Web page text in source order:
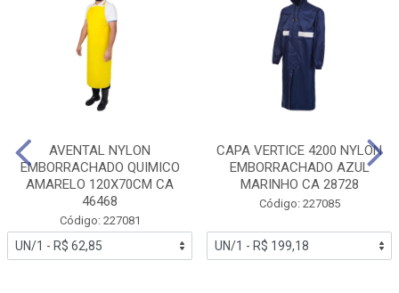
AVENTAL NYLON
EMBORRACHADO QUIMICO
AMARELO 120X70CM CA
46468
Código: 227081
CAPA VERTICE 4200 NYLON
EMBORRACHADO AZUL
MARINHO CA 28728
Código: 227085